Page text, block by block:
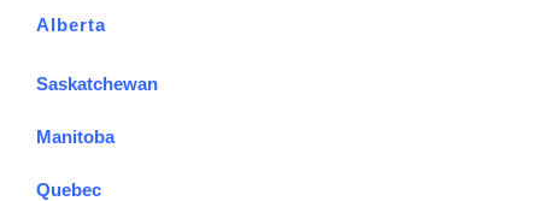
Alberta
Saskatchewan
Manitoba
Quebec